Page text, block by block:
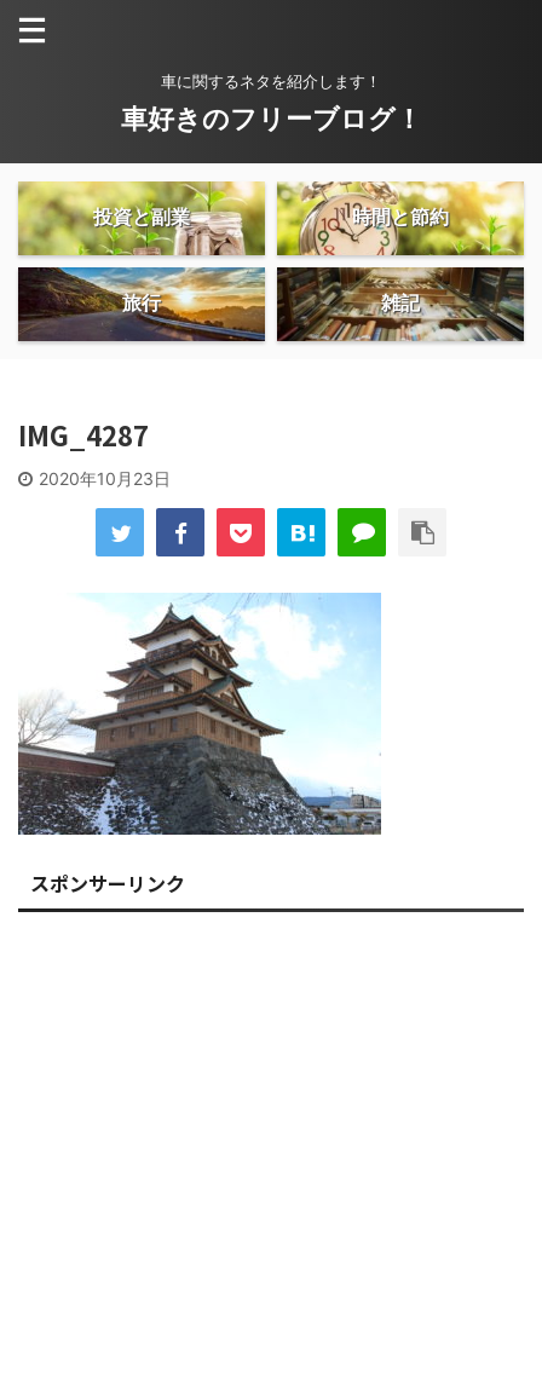
車に関するネタを紹介します！
車好きのフリーブログ！
投資と副業 時間と節約
旅行 雑記
IMG_4287
2020年10月23日
スポンサーリンク